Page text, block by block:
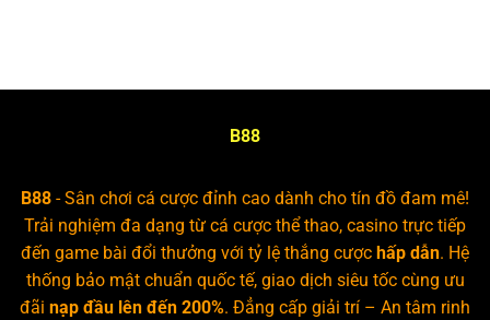
B88
B88 - Sân chơi cá cược đỉnh cao dành cho tín đồ đam mê!
Trải nghiệm đa dạng từ cá cược thể thao, casino trực tiếp
đến game bài đổi thưởng với tỷ lệ thắng cược hấp dẫn. Hệ
thống bảo mật chuẩn quốc tế, giao dịch siêu tốc cùng ưu
đãi nạp đầu lên đến 200%. Đẳng cấp giải trí – An tâm rinh